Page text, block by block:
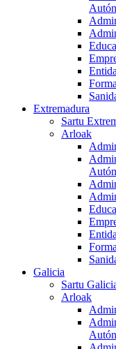
Extremadura
Sartu
Arloak
Galicia
Sartu
Arloak